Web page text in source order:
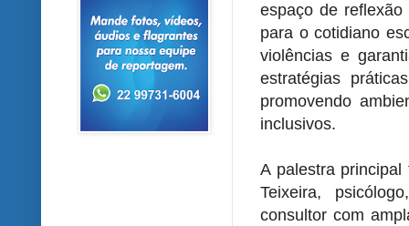
espaço de
para o cotidiano
violências e
estratégias
promovendo
inclusivos.
A palestra
Teixeira,
consultor com